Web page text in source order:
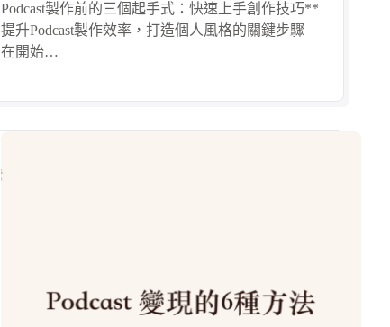
Podcast製作前的三個起手式：快速上手創作技巧**
提升Podcast製作效率，打造個人風格的關鍵步驟
在開始…